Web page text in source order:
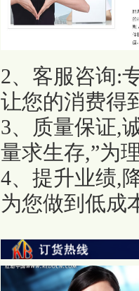
2、客服咨询:
让您的消费得
3、质量保证,
量求生存,”为
4、提升业绩,
为您做到低成